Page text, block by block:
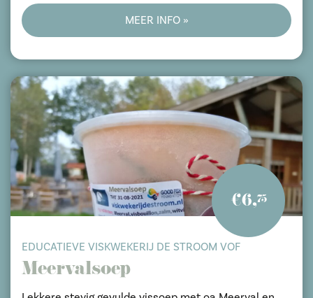
Volg wel de aanwijzingen ter plekke.
MEER INFO »
€6,75
EDUCATIEVE VISKWEKERIJ DE STROOM VOF
Meervalsoep